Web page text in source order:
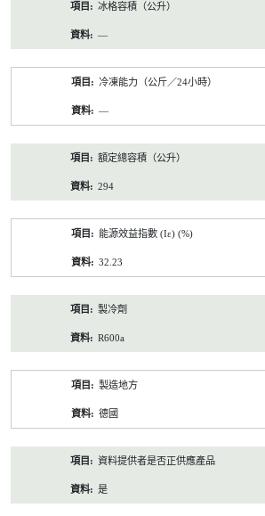
冰格容積（公升）
—
冷凍能力（公斤／24小時）
—
額定總容積（公升）
294
能源效益指數 (Iε) (%)
32.23
製冷劑
R600a
製造地方
德國
資料提供者是否正供應產品
是